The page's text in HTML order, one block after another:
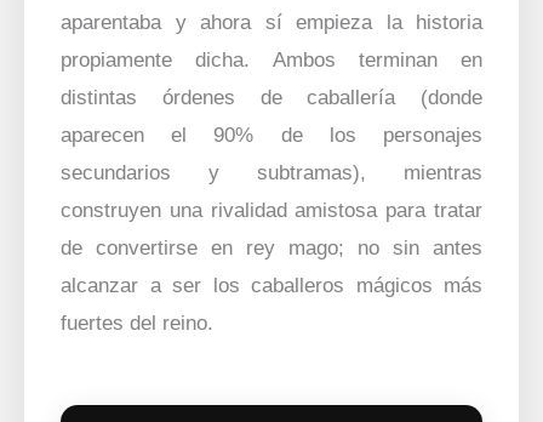
aparentaba y ahora sí empieza la historia
propiamente dicha. Ambos terminan en
distintas órdenes de caballería (donde
aparecen el 90% de los personajes
secundarios y subtramas), mientras
construyen una rivalidad amistosa para tratar
de convertirse en rey mago; no sin antes
alcanzar a ser los caballeros mágicos más
fuertes del reino.